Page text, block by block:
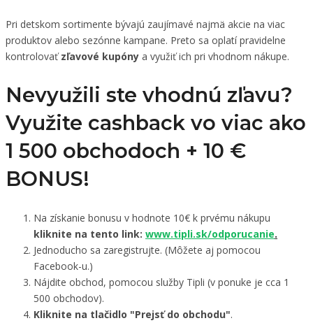
Pri detskom sortimente bývajú zaujímavé najmä akcie na viac
produktov alebo sezónne kampane. Preto sa oplatí pravidelne
kontrolovaťzľavové kupóny a využiť ich pri vhodnom nákupe.
Nevyužili ste vhodnú zľavu?
Využite cashback vo viac ako
1 500 obchodoch + 10 €
BONUS!
Na získanie bonusu v hodnote 10€ k prvému nákupu
kliknite na tento link: www.tipli.sk/odporucanie.
Jednoducho sa zaregistrujte. (Môžete aj pomocou
Facebook-u.)
Nájdite obchod, pomocou služby Tipli (v ponuke je cca 1
500 obchodov).
Kliknite na tlačidlo "Prejsť do obchodu".